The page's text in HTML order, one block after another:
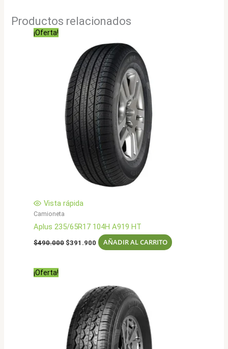
Productos relacionados
¡Oferta!
Vista rápida
Camioneta
Aplus 235/65R17 104H A919 HT
$490.000 El
$391.900 El
precio
AÑADIR AL CARRITO
¡Oferta!